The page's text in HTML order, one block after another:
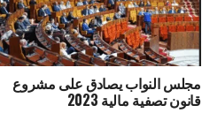
مجلس النواب يصادق على مشروع
قانون تصفية مالية 2023